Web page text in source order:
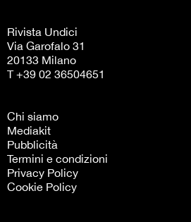
Rivista Undici
Via Garofalo 31
20133 Milano
T +39 02 36504651
Chi siamo
Mediakit
Pubblicità
Termini e condizioni
Privacy Policy
Cookie Policy